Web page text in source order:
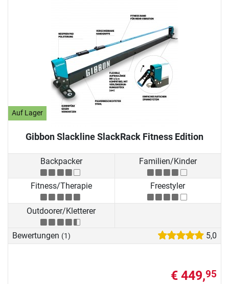
Auf Lager
Gibbon Slackline SlackRack Fitness Edition
Backpacker Familien/Kinder
Fitness/Therapie Freestyler
Outdoorer/Kletterer
Bewertungen (1) 5,0
€ 449,95